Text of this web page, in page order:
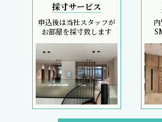
採寸サービス
申込後は当社スタッフが
お部屋を採寸致します